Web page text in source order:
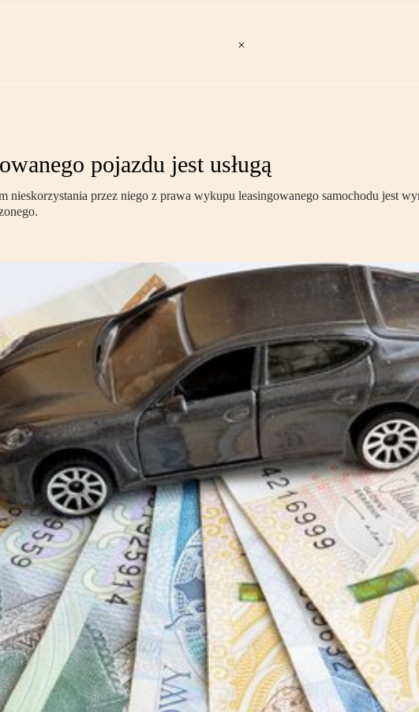
pojazdu jest usługą
nieskorzystania przez niego z prawa wykupu leasingowanego samochodu jest